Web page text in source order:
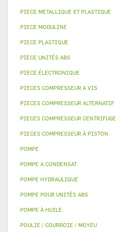
PIECE METALLIQUE ET PLASTIQUE
PIECE MODULINE
PIECE PLASTIQUE
PIECE UNITÉS ABS
PIECE ÉLECTRONIQUE
PIECES COMPRESSEUR A VIS
PIECES COMPRESSEUR ALTERNATIF
PIECES COMPRESSEUR CENTRIFUGE
PIECES COMPRESSEUR À PISTON
POMPE
POMPE A CONDENSAT
POMPE HYDRAULIQUE
POMPE POUR UNITÉS ABS
POMPE À HUILE
POULIE / COURROIE / MOYEU